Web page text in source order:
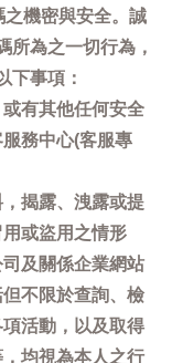
機密與安全。誠
所為之一切行為，
下事項：
有其他任何安全
務中心(客服專
揭露、洩露或提
或盜用之情形
及關係企業網站
不限於查詢、檢
活動，以及取得
均視為本人之行